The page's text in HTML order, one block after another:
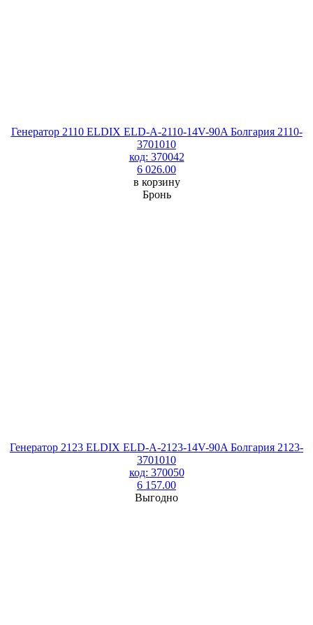
Генератор 2110 ELDIX ELD-A-2110-14V-90A Болгария 2110-
3701010
код: 370042
6 026.00
в корзину
Бронь
Генератор 2123 ELDIX ELD-A-2123-14V-90A Болгария 2123-
3701010
код: 370050
6 157.00
Выгодно